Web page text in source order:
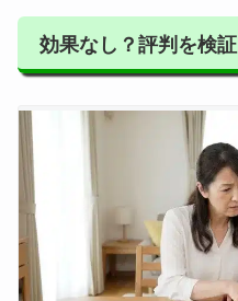
効果なし？評判を検証